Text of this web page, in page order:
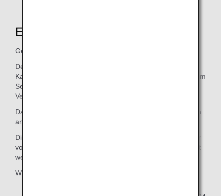
Endende Services
Geschenk-Buchkalender, -Kalender und -Notizbücher
Der Versand von kostenlosen Geschenk-Buchkalendern, -
Kalendern und -Notizbüchern an Diamond Service-, Platinum
Service- und Super Flyers-Hauptmitglieder endet nach
Versand der Ausgaben von 2026.
Darüber hinaus enden auch die Geschenke von 500 Meilen
an Kunden (die diese nicht beantragt haben).
Die Ausgaben der Buchkalender, Kalender und Notizbücher
von 2026 können von 1. April 2025 bis 31. Juli 2025 bestellt
werden.
Wir bitten um Ihr Verständnis.